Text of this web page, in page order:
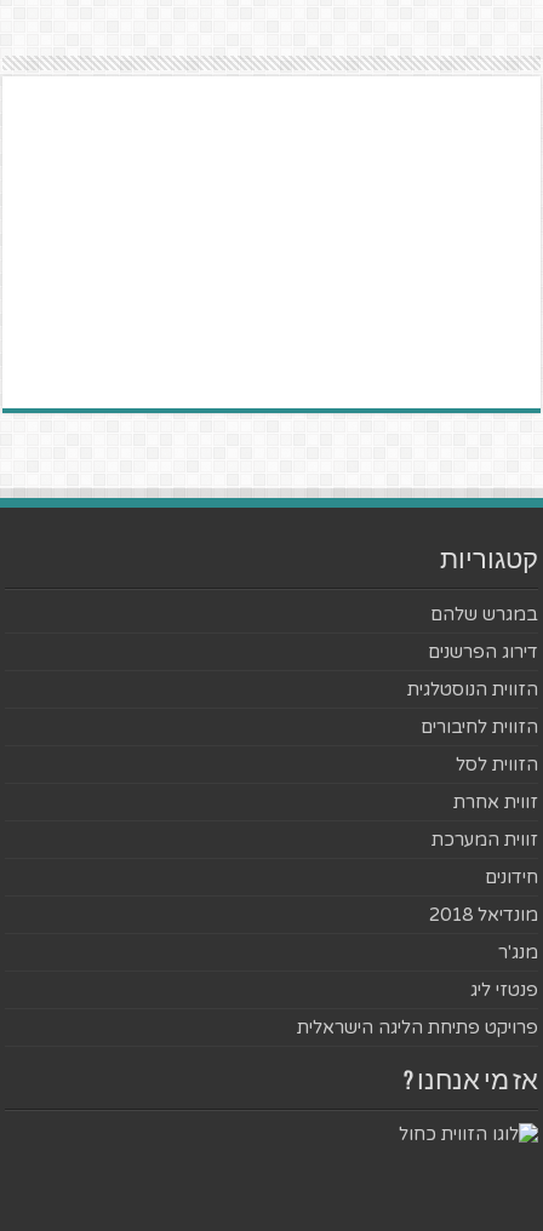
קטגוריות
במגרש שלהם
דירוג הפרשנים
הזווית הנוסטלגית
הזווית לחיבורים
הזווית לסל
זווית אחרת
זווית המערכת
חידונים
מונדיאל 2018
מנג'ר
פנטזי ליג
פרויקט פתיחת הליגה הישראלית
אז מי אנחנו ?